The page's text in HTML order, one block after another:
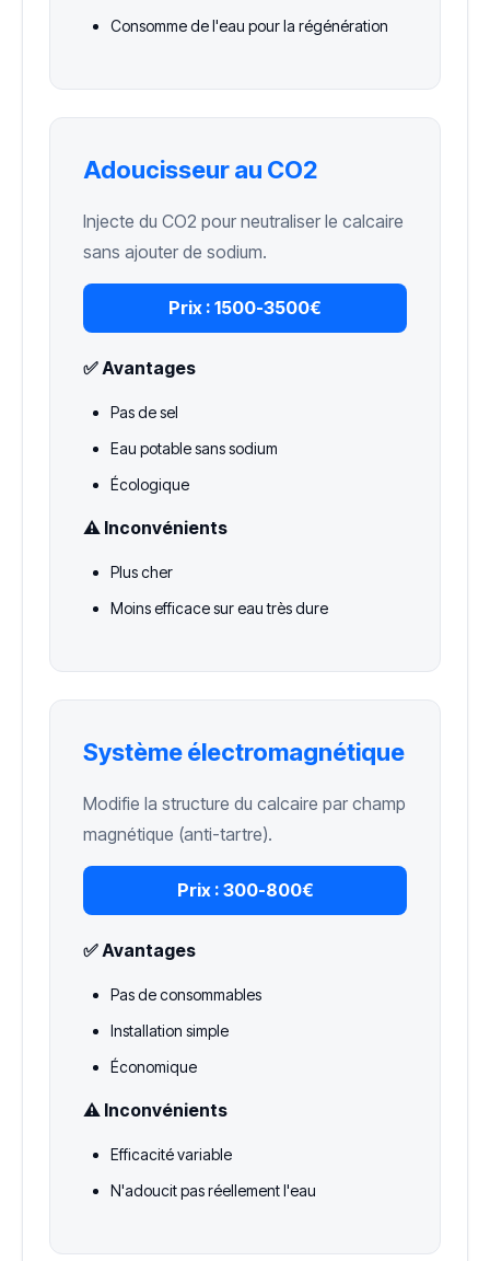
Consomme de l'eau pour la régénération
Adoucisseur au CO2
Injecte du CO2 pour neutraliser le calcaire
sans ajouter de sodium.
Prix : 1500-3500€
✅ Avantages
Pas de sel
Eau potable sans sodium
Écologique
⚠️ Inconvénients
Plus cher
Moins efficace sur eau très dure
Système électromagnétique
Modifie la structure du calcaire par champ
magnétique (anti-tartre).
Prix : 300-800€
✅ Avantages
Pas de consommables
Installation simple
Économique
⚠️ Inconvénients
Efficacité variable
N'adoucit pas réellement l'eau